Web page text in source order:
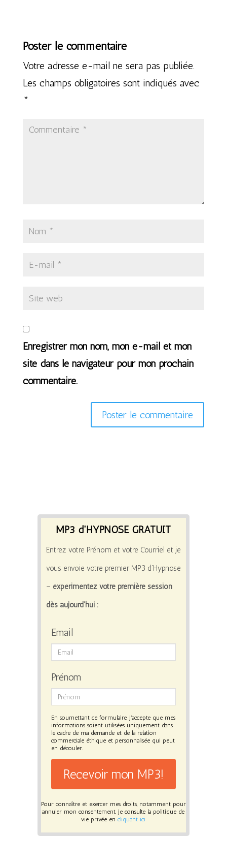
Poster le commentaire
Votre adresse e-mail ne sera pas publiée.
Les champs obligatoires sont indiqués avec
*
Enregistrer mon nom, mon e-mail et mon
site dans le navigateur pour mon prochain
commentaire.
MP3 d'HYPNOSE GRATUIT
Entrez votre Prénom et votre Courriel et je
vous envoie votre premier MP3 d’Hypnose
– expérimentez votre première session
dès aujourd’hui :
Email
Prénom
En soumettant ce formulaire, j'accepte que mes
informations soient utilisées uniquement dans
le cadre de ma demande et de la relation
commerciale éthique et personnalisée qui peut
en découler.
Recevoir mon MP3!
Pour connaître et exercer mes droits, notamment pour
annuler mon consentement, je consulte la politique de
vie privée encliquant ici